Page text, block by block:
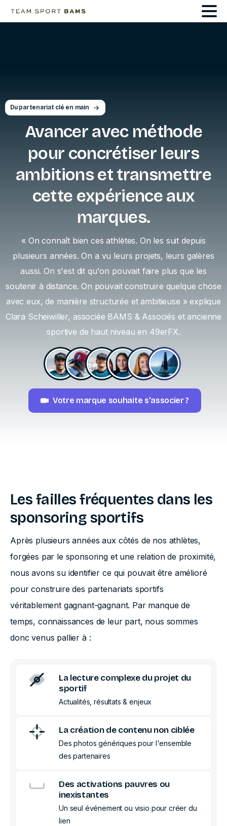
Du partenariat clé en main
Avancer avec méthode
pour concrétiser leurs
ambitionset transmettre
cette expérience aux
marques.
« On connaît bien ces athlètes. On les suit depuis
plusieurs années. On a vu leurs projets, leurs galères
aussi. On s'est dit qu'on pouvait faire plus que les
soutenir à distance. On pouvait construire quelque chose
avec eux, de manière structurée et ambitieuse » explique
Clara Scheiwiller, associée BAMS & Associés et ancienne
sportive de haut niveau en 49erFX.
Votre marque souhaite s'associer ?
Les failles fréquentes dans les
sponsoring sportifs
Après plusieurs années aux côtés de nos athlètes,
forgées par le sponsoring et une relation de proximité,
nous avons su identifier ce qui pouvait être amélioré
pour construire des partenariats sportifs
véritablement gagnant-gagnant. Par manque de
temps, connaissances de leur part, nous sommes
donc venus pallier à :
La lecture complexe du projet du
sportif
Actualités, résultats & enjeux
La création de contenu non ciblée
Des photos génériques pour l'ensemble
des partenaires
Des activations pauvres ou
inexistantes
Un seul événement ou visio pour créer du
lien